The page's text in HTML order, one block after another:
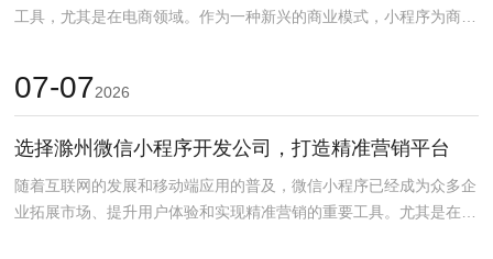
工具，尤其是在电商领域。作为一种新兴的商业模式，小程序为商家
07-072026
选择滁州微信小程序开发公司，打造精准营销平台
随着互联网的发展和移动端应用的普及，微信小程序已经成为众多企
业拓展市场、提升用户体验和实现精准营销的重要工具。尤其是在滁